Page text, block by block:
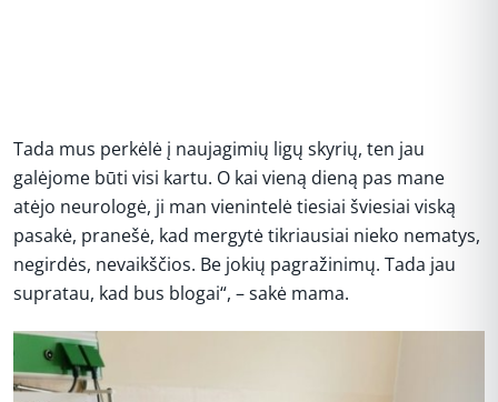
Tada mus perkėlė į naujagimių ligų skyrių, ten jau
galėjome būti visi kartu. O kai vieną dieną pas mane
atėjo neurologė, ji man vienintelė tiesiai šviesiai viską
pasakė, pranešė, kad mergytė tikriausiai nieko nematys,
negirdės, nevaikščios. Be jokių pagražinimų. Tada jau
supratau, kad bus blogai“, – sakė mama.